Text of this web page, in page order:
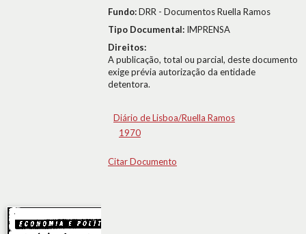
Fundo:DRR - Documentos Ruella Ramos
Tipo Documental: IMPRENSA
Direitos:
A publicação, total ou parcial, deste documento
exige prévia autorização da entidade
detentora.
Diário de Lisboa/Ruella Ramos
1970
Citar Documento